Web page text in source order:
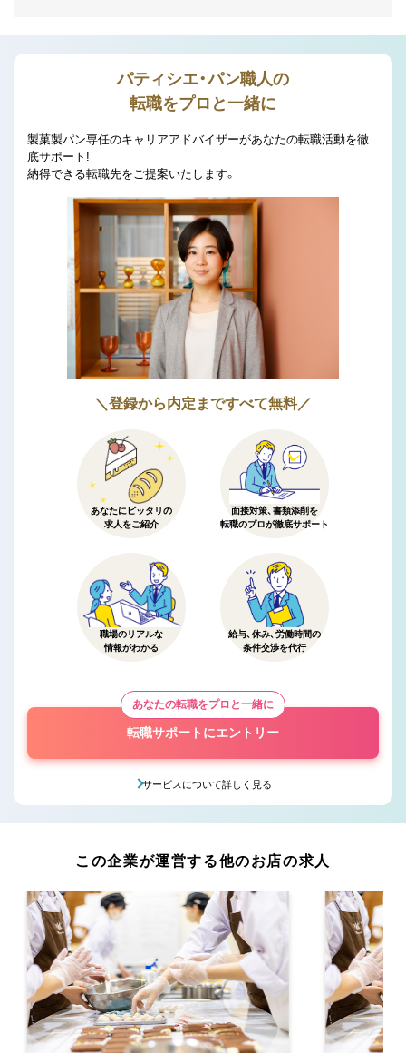
パティシエ・パン職人の
転職をプロと一緒に
製菓製パン専任のキャリアアドバイザーがあなたの転職活動を徹
底サポート!
納得できる転職先をご提案いたします。
＼登録から内定まですべて無料／
あなたにピッタリの
求人をご紹介
面接対策、書類添削を
転職のプロが徹底サポート
職場のリアルな
情報がわかる
給与、休み、労働時間の
条件交渉を代行
あなたの転職をプロと一緒に
転職サポートにエントリー
サービスについて詳しく見る
この企業が運営する他のお店の求人